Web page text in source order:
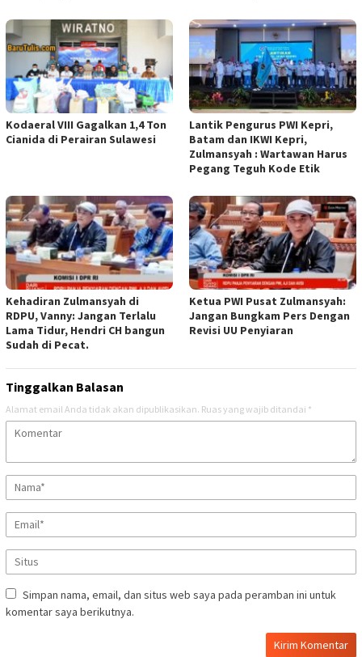
Kodaeral VIII Gagalkan 1,4 Ton
Cianida di Perairan Sulawesi
Lantik Pengurus PWI Kepri,
Batam dan IKWI Kepri,
Zulmansyah : Wartawan Harus
Pegang Teguh Kode Etik
Kehadiran Zulmansyah di
RDPU, Vanny: Jangan Terlalu
Lama Tidur, Hendri CH bangun
Sudah di Pecat.
Ketua PWI Pusat Zulmansyah:
Jangan Bungkam Pers Dengan
Revisi UU Penyiaran
Tinggalkan Balasan
Alamat email Anda tidak akan dipublikasikan. Ruas yang wajib ditandai *
Simpan nama, email, dan situs web saya pada peramban ini untuk
komentar saya berikutnya.